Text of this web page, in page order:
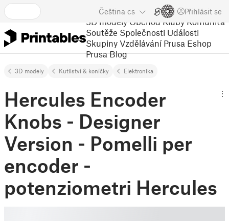
Čeština cs Přihlásit se
3D modely Obchod Kluby Komunita
Soutěže Společnosti Události
Skupiny Vzdělávání Prusa Eshop
Prusa Blog
3D modely Kutilství & koníčky Elektronika
Hercules Encoder
Knobs - Designer
Version - Pomelli per
encoder -
potenziometri Hercules